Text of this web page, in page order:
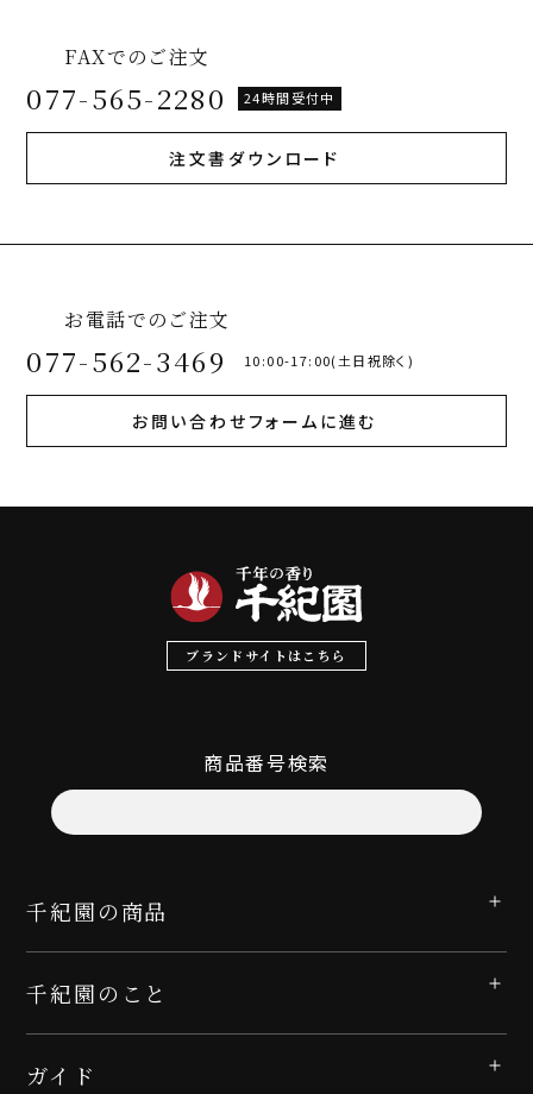
FAXでのご注文
077-565-2280 24時間受付中
注文書ダウンロード
お電話でのご注文
077-562-3469 10:00-17:00(土日祝除く)
お問い合わせフォームに進む
ブランドサイトはこちら
商品番号検索
千紀園の商品
千紀園のこと
ガイド